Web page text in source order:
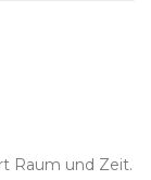
Raum und Zeit.